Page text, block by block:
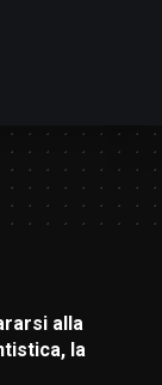
alla
la